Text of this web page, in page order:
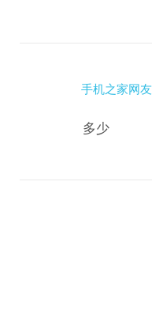
手机之家网友
多少